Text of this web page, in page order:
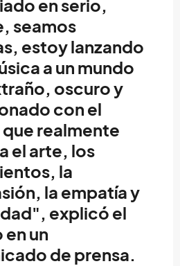
en serio,
seamos
estoy lanzando
a un mundo
oscuro y
con el
realmente
el arte, los
la
la empatía y
explicó el
en un
de prensa.